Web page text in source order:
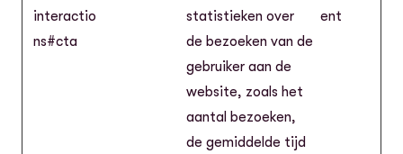
interactio
ns#cta
statistieken over
de bezoeken van de
gebruiker aan de
website, zoals het
aantal bezoeken,
de gemiddelde tijd
ent